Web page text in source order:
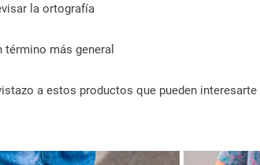
la ortografía
término más general
a estos productos que pueden interesarte